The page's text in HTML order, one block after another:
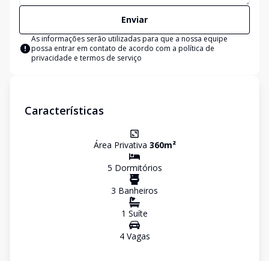
Enviar
As informações serão utilizadas para que a nossa equipe
possa entrar em contato de acordo com a política de
privacidade e termos de serviço
Características
Área Privativa 360m²
5 Dormitórios
3 Banheiros
1 Suíte
4Vagas